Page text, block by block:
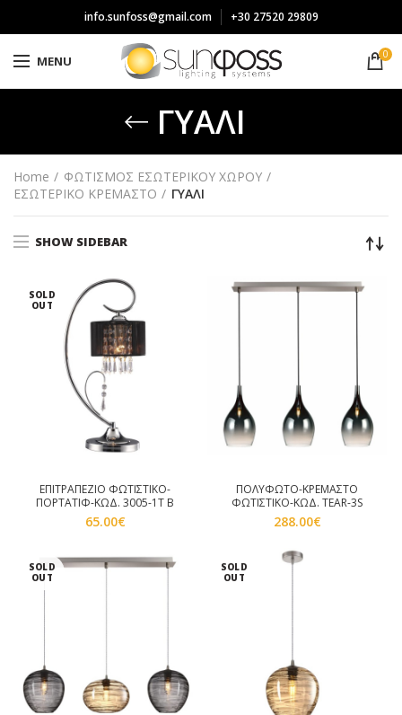
info.sunfoss@gmail.com +30 27520 29809
MENU 0
ΓΥΑΛΙ
Home
ΦΩΤΙΣΜΟΣ ΕΣΩΤΕΡΙΚΟΥ ΧΩΡΟΥ
ΕΣΩΤΕΡΙΚΟ ΚΡΕΜΑΣΤΟ
ΓΥΑΛΙ
SHOW SIDEBAR
SOLD
OUT
ΕΠΙΤΡΑΠΕΖΙΟ ΦΩΤΙΣΤΙΚΟ-
ΠΟΡΤΑΤΙΦ-ΚΩΔ. 3005-1T B
65.00€
ΠΟΛΥΦΩΤΟ-ΚΡΕΜΑΣΤΟ
ΦΩΤΙΣΤΙΚΟ-ΚΩΔ. TEAR-3S
288.00€
SOLD
OUT
SOLD
OUT